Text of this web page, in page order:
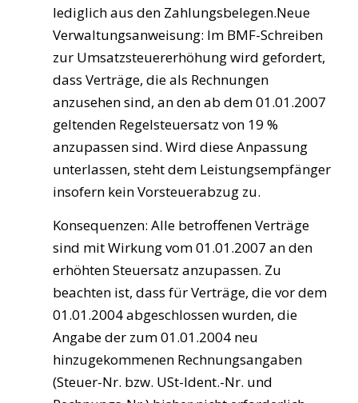
lediglich aus den Zahlungsbelegen.Neue
Verwaltungsanweisung: Im BMF-Schreiben
zur Umsatzsteuererhöhung wird gefordert,
dass Verträge, die als Rechnungen
anzusehen sind, an den ab dem 01.01.2007
geltenden Regelsteuersatz von 19 %
anzupassen sind. Wird diese Anpassung
unterlassen, steht dem Leistungsempfänger
insofern kein Vorsteuerabzug zu.
Konsequenzen: Alle betroffenen Verträge
sind mit Wirkung vom 01.01.2007 an den
erhöhten Steuersatz anzupassen. Zu
beachten ist, dass für Verträge, die vor dem
01.01.2004 abgeschlossen wurden, die
Angabe der zum 01.01.2004 neu
hinzugekommenen Rechnungsangaben
(Steuer-Nr. bzw. USt-Ident.-Nr. und